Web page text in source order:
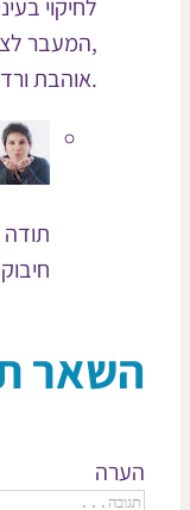
לחיקוי בעיני
,המעבר לצפון
.אוהבת ורדה .
4:46 pm
תודה ורדה